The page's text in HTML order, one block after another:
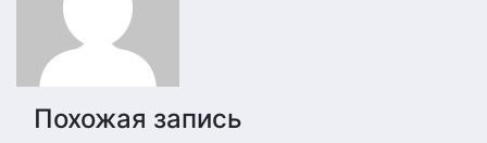
Похожая запись